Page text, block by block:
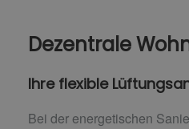
Dezentrale
Ihre flexible
Bei der energetischen